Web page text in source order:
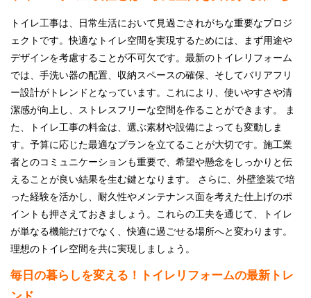
スタッフブログ
トイレ工事は、日常生活において見過ごされがちな重要なプロジ
ェクトです。快適なトイレ空間を実現するためには、まず用途や
デザインを考慮することが不可欠です。最新のトイレリフォーム
では、手洗い器の配置、収納スペースの確保、そしてバリアフリ
ー設計がトレンドとなっています。これにより、使いやすさや清
潔感が向上し、ストレスフリーな空間を作ることができます。 ま
た、トイレ工事の料金は、選ぶ素材や設備によっても変動しま
す。予算に応じた最適なプランを立てることが大切です。施工業
者とのコミュニケーションも重要で、希望や懸念をしっかりと伝
えることが良い結果を生む鍵となります。 さらに、外壁塗装で培
った経験を活かし、耐久性やメンテナンス面を考えた仕上げのポ
イントも押さえておきましょう。これらの工夫を通じて、トイレ
が単なる機能だけでなく、快適に過ごせる場所へと変わります。
理想のトイレ空間を共に実現しましょう。
毎日の暮らしを変える！トイレリフォームの最新トレ